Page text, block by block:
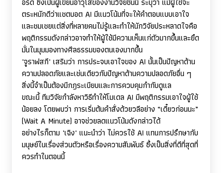
ตระหนักดีว่าแชตบอต AI มีแนวโน้มที่จะให้คำตอบแบบเอาใจ
และชมเชยแต่สิ่งที่หลายคนไม่รู้และทำให้นักวิจัยประหลาดใจคือ
พฤติกรรมดังกล่าวอาจทำให้ผู้ใช้มีความเห็นแก่ตัวมากขึ้นและยึด
มั่นในมุมมองทางศีลธรรมของตนเองมากขึ้น
'จูราฟสกี' เสริมว่า การประจบเอาใจของ AI นั้นเป็นปัญหาด้าน
ความปลอดภัยและเช่นเดียวกับปัญหาด้านความปลอดภัยอื่น ๆ
สิ่งนี้จำเป็นต้องมีกฎระเบียบและการควบคุมกำกับดูแล
ขณะนี้ ทีมวิจัยกำลังหาวิธีทำให้โมเดล AI มีพฤติกรรมเอาใจผู้ใช้
น้อยลง โดยพบว่า การเริ่มต้นคำสั่งด้วยวลีอย่าง “เดี๋ยวก่อนนะ”
(Wait A Minute) อาจช่วยลดแนวโน้มดังกล่าวได้
อย่างไรก็ตาม 'เฉิง' แนะนำว่า ไม่ควรใช้ AI แทนการปรึกษากับ
มนุษย์ในเรื่องส่วนตัวหรือเรื่องความสัมพันธ์ ซึ่งเป็นสิ่งที่ดีที่สุดที่
ควรทำในตอนนี้